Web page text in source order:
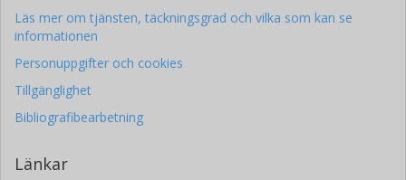
Läs mer om tjänsten, täckningsgrad och vilka som kan se
informationen
Personuppgifter och cookies
Tillgänglighet
Bibliografibearbetning
Länkar